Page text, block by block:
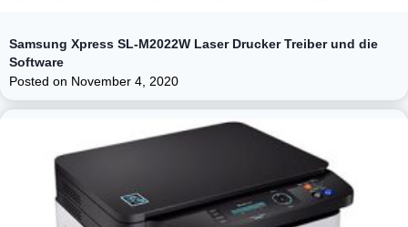
Samsung Xpress SL-M2022W Laser Drucker Treiber und die
Software
Posted on November 4, 2020